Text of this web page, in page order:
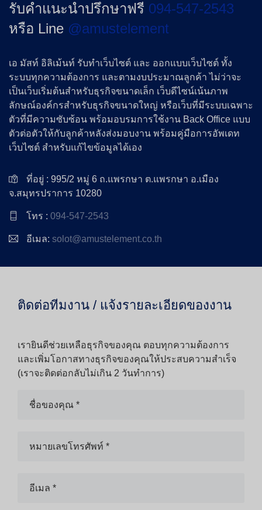
รับคำแนะนำปรึกษาฟรี 094-547-2543
หรือ Line @amustelement
เอ มัสท์ อิลิเม้นท์ รับทำเว็บไซต์ และ ออกแบบเว็บไซต์ ทั้ง
ระบบทุกความต้องการ และตามงบประมาณลูกค้า ไม่ว่าจะ
เป็นเว็บเริ่มต้นสำหรับธุรกิจขนาดเล็ก เว็บดีไซน์เน้นภาพ
ลักษณ์องค์กรสำหรับธุรกิจขนาดใหญ่ หรือเว็บที่มีระบบเฉพาะ
ตัวที่มีความซับซ้อน พร้อมอบรมการใช้งาน Back Office แบบ
ตัวต่อตัวให้กับลูกค้าหลังส่งมอบงาน พร้อมคู่มือการอัพเดท
เว็บไซต์ สำหรับแก้ไขข้อมูลได้เอง
ที่อยู่ : 995/2 หมู่ 6 ถ.แพรกษา ต.แพรกษา อ.เมือง
จ.สมุทรปราการ 10280
โทร : 094-547-2543
อีเมล: solot@amustelement.co.th
ติดต่อทีมงาน / แจ้งรายละเอียดของงาน
เรายินดีช่วยเหลือธุรกิจของคุณ ตอบทุกความต้องการ
และเพิ่มโอกาสทางธุรกิจของคุณให้ประสบความสำเร็จ
(เราจะติดต่อกลับไม่เกิน 2 วันทำการ)